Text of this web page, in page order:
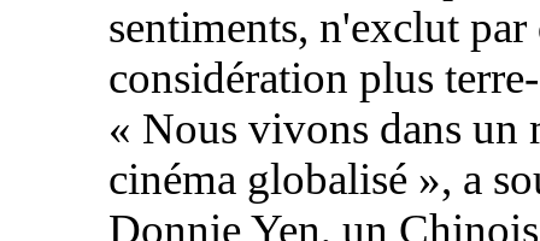
sentiments, n'exclut par
considération plus
« Nous vivons dans un
cinéma globalisé », a
Donnie Yen, un